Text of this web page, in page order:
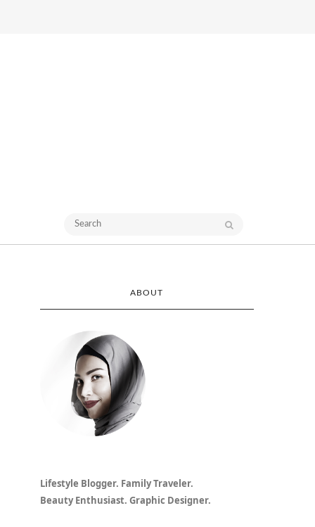
ABOUT
Lifestyle Blogger. Family Traveler.
Beauty Enthusiast. Graphic Designer.